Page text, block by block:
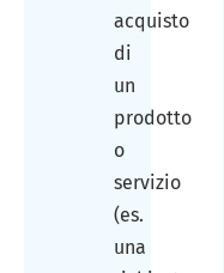
acquisto
di
un
prodotto
o
servizio
(es.
una